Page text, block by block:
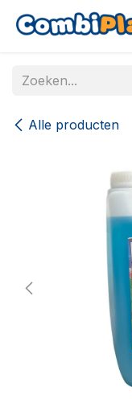
Overslaan naar inhoud
Alle producten